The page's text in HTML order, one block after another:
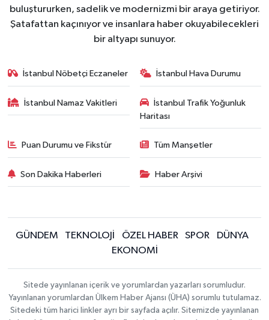
buluştururken, sadelik ve modernizmi bir araya getiriyor.
Şatafattan kaçınıyor ve insanlara haber okuyabilecekleri
bir altyapı sunuyor.
İstanbul Nöbetçi Eczaneler İstanbul Hava Durumu
İstanbul Namaz Vakitleri
İstanbul Trafik Yoğunluk
Haritası
Puan Durumu ve Fikstür Tüm Manşetler
Son Dakika Haberleri Haber Arşivi
GÜNDEM TEKNOLOJİ ÖZEL HABER SPOR
DÜNYA
EKONOMİ
Sitede yayınlanan içerik ve yorumlardan yazarları sorumludur.
Yayınlanan yorumlardan Ülkem Haber Ajansı (ÜHA) sorumlu tutulamaz.
Sitedeki tüm harici linkler ayrı bir sayfada açılır. Sitemizde yayınlanan